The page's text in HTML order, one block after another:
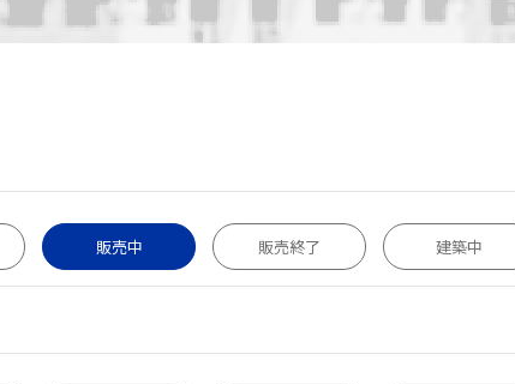
販売中 販売終了 建築中